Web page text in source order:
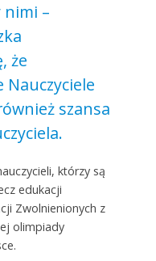
nimi –
że
Nauczyciele
szansa
którzy są
edukacji
Zwolnienionych z
olimpiady